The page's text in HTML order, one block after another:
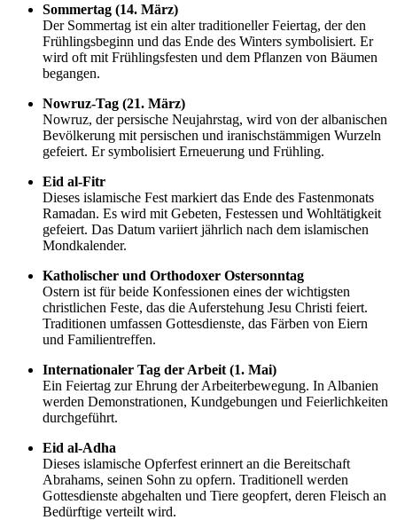
Sommertag (14. März)
Der Sommertag ist ein alter traditioneller Feiertag, der den
Frühlingsbeginn und das Ende des Winters symbolisiert. Er
wird oft mit Frühlingsfesten und dem Pflanzen von Bäumen
begangen.
Nowruz-Tag (21. März)
Nowruz, der persische Neujahrstag, wird von der albanischen
Bevölkerung mit persischen und iranischstämmigen Wurzeln
gefeiert. Er symbolisiert Erneuerung und Frühling.
Eid al-Fitr
Dieses islamische Fest markiert das Ende des Fastenmonats
Ramadan. Es wird mit Gebeten, Festessen und Wohltätigkeit
gefeiert. Das Datum variiert jährlich nach dem islamischen
Mondkalender.
Katholischer und Orthodoxer Ostersonntag
Ostern ist für beide Konfessionen eines der wichtigsten
christlichen Feste, das die Auferstehung Jesu Christi feiert.
Traditionen umfassen Gottesdienste, das Färben von Eiern
und Familientreffen.
Internationaler Tag der Arbeit (1. Mai)
Ein Feiertag zur Ehrung der Arbeiterbewegung. In Albanien
werden Demonstrationen, Kundgebungen und Feierlichkeiten
durchgeführt.
Eid al-Adha
Dieses islamische Opferfest erinnert an die Bereitschaft
Abrahams, seinen Sohn zu opfern. Traditionell werden
Gottesdienste abgehalten und Tiere geopfert, deren Fleisch an
Bedürftige verteilt wird.